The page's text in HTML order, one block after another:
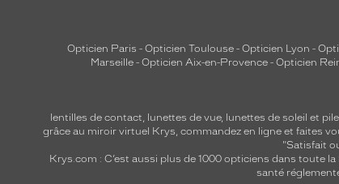
Opticien Paris - Opticien Toulouse - Opticien Lyon -
Marseille - Opticien Aix-en-Provence - Opticien
lentilles de contact, lunettes de vue, lunettes de soleil et
grâce au miroir virtuel Krys, commandez en ligne et faites
"Satisfait
Krys.com : C’est aussi plus de 1000 opticiens dans toute la
santé